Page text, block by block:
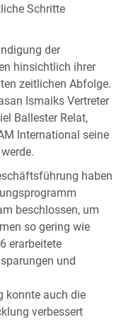
Schritte
der
hinsichtlich ihrer
zeitlichen Abfolge.
Ismaiks Vertreter
Ballester Relat,
International seine
haben
beschlossen, um
so gering wie
erarbeitete
und
konnte auch die
verbessert